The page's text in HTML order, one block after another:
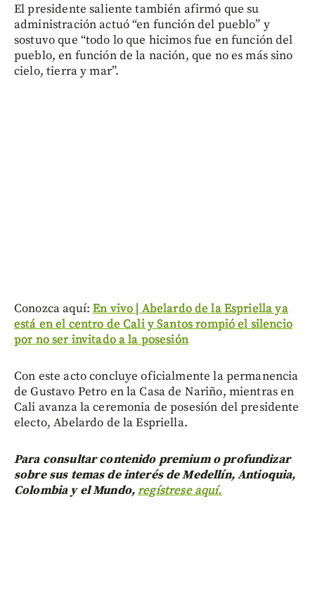
El presidente saliente también afirmó que su
administración actuó “en función del pueblo” y
sostuvo que “todo lo que hicimos fue en función del
pueblo, en función de la nación, que no es más sino
cielo, tierra y mar”.
Conozca aquí:En vivo | Abelardo de la Espriella ya
está en el centro de Cali y Santos rompió el silencio
por no ser invitado a la posesión
Con este acto concluye oficialmente la permanencia
de Gustavo Petro en la Casa de Nariño, mientras en
Cali avanza la ceremonia de posesión del presidente
electo, Abelardo de la Espriella.
Para consultar contenido premium o profundizar
sobre sus temas de interés de Medellín, Antioquia,
Colombia y el Mundo,regístrese aquí.